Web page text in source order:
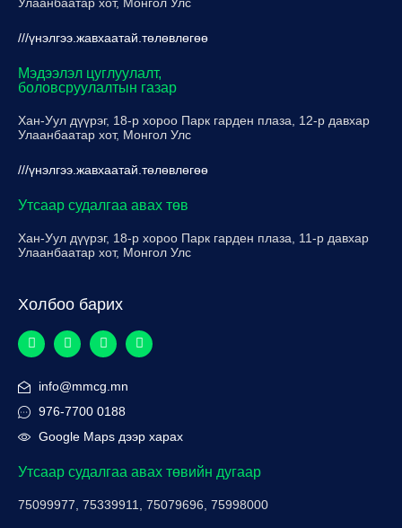
///үнэлгээ.жавхаатай.төлөвлөгөө
Мэдээлэл цуглуулалт,
боловсруулалтын газар
Хан-Уул дүүрэг, 18-р хороо Парк гарден плаза, 12-р давхар
Улаанбаатар хот, Монгол Улс
///үнэлгээ.жавхаатай.төлөвлөгөө
Утсаар судалгаа авах төв
Хан-Уул дүүрэг, 18-р хороо Парк гарден плаза, 11-р давхар
Улаанбаатар хот, Монгол Улс
Холбоо барих
info@mmcg.mn
976-7700 0188
Google Maps дээр харах
Утсаар судалгаа авах төвийн дугаар
75099977, 75339911, 75079696, 75998000